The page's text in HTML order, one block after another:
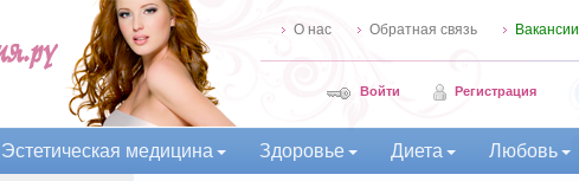
О нас Обратная связь Вакансии
Войти Регистрация
Эстетическая медицина Здоровье Диета Любовь